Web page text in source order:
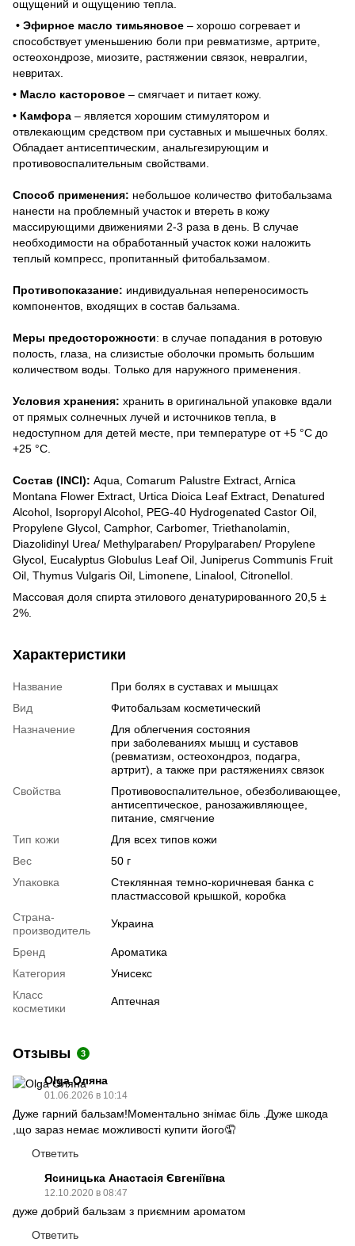
ощущений и ощущению тепла.
• Эфирное масло тимьяновое – хорошо согревает и
способствует уменьшению боли при ревматизме, артрите,
остеохондрозе, миозите, растяжении связок, невралгии,
невритах.
• Масло касторовое – смягчает и питает кожу.
• Камфора – является хорошим стимулятором и
отвлекающим средством при суставных и мышечных болях.
Обладает антисептическим, анальгезирующим и
противовоспалительным свойствами.
Способ применения: небольшое количество фитобальзама
нанести на проблемный участок и втереть в кожу
массирующими движениями 2-3 раза в день. В случае
необходимости на обработанный участок кожи наложить
теплый компресс, пропитанный фитобальзамом.
Противопоказание: индивидуальная непереносимость
компонентов, входящих в состав бальзама.
Меры предосторожности: в случае попадания в ротовую
полость, глаза, на слизистые оболочки промыть большим
количеством воды. Только для наружного применения.
Условия хранения: хранить в оригинальной упаковке вдали
от прямых солнечных лучей и источников тепла, в
недоступном для детей месте, при температуре от +5 °С до
+25 °С.
Состав (INCI): Aqua, Comarum Palustre Extract, Arnica
Montana Flower Extract, Urtica Dioica Leaf Extract, Denatured
Alcohol, Isopropyl Alcohol, PEG-40 Hydrogenated Castor Oil,
Propylene Glycol, Camphor, Carbomer, Triethanolamin,
Diazolidinyl Urea/ Methylparaben/ Propylparaben/ Propylene
Glycol, Eucalyptus Globulus Leaf Oil, Juniperus Communis Fruit
Oil, Thymus Vulgaris Oil, Limonene, Linalool, Citronellol.
Массовая доля спирта этилового денатурированного 20,5 ±
2%.
Характеристики
Название
При болях в суставах и мышцах
Вид
Фитобальзам косметический
Назначение
Для облегчения состояния
при заболеваниях мышц и суставов
(ревматизм, остеохондроз, подагра,
артрит), а также при растяжениях связок
Свойства
Противовоспалительное, обезболивающее,
антисептическое, ранозаживляющее,
питание, смягчение
Тип кожи
Для всех типов кожи
Вес
50 г
Упаковка
Стеклянная темно-коричневая банка с
пластмассовой крышкой, коробка
Страна-
производитель
Украина
Бренд
Ароматика
Категория
Унисекс
Класс
косметики
Аптечная
Отзывы 3
Olga Оляна
01.06.2026 в 10:14
Дуже гарний бальзам!Моментально знімає біль .Дуже шкода
,що зараз немає можливості купити його🤦
Ответить
Ясиницька Анастасія Євгеніївна
12.10.2020 в 08:47
дуже добрий бальзам з приємним ароматом
Ответить